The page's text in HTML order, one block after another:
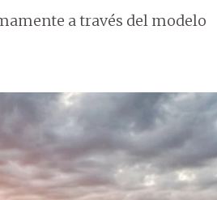
a través del modelo